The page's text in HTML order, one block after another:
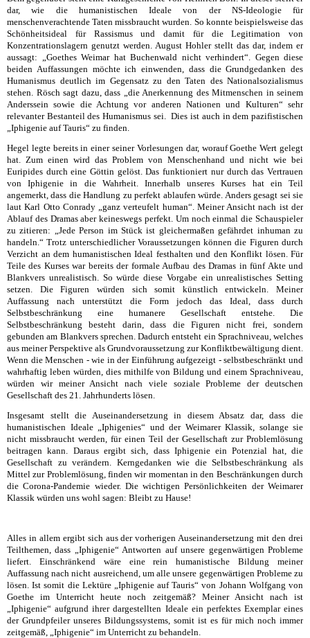
dar, wie die humanistischen Ideale von der NS-Ideologie für
menschenverachtende Taten missbraucht wurden. So konnte beispielsweise das
Schönheitsideal für Rassismus und damit für die Legitimation von
Konzentrationslagern genutzt werden. August Hohler stellt das dar, indem er
aussagt: „Goethes Weimar hat Buchenwald nicht verhindert“. Gegen diese
beiden Auffassungen möchte ich einwenden, dass die Grundgedanken des
Humanismus deutlich im Gegensatz zu den Taten des Nationalsozialismus
stehen. Rösch sagt dazu, dass „die Anerkennung des Mitmenschen in seinem
Anderssein sowie die Achtung vor anderen Nationen und Kulturen“ sehr
relevanter Bestanteil des Humanismus sei. Dies ist auch in dem pazifistischen
„Iphigenie auf Tauris“ zu finden.
Hegel legte bereits in einer seiner Vorlesungen dar, worauf Goethe Wert gelegt
hat. Zum einen wird das Problem von Menschenhand und nicht wie bei
Euripides durch eine Göttin gelöst. Das funktioniert nur durch das Vertrauen
von Iphigenie in die Wahrheit. Innerhalb unseres Kurses hat ein Teil
angemerkt, dass die Handlung zu perfekt ablaufen würde. Anders gesagt sei sie
laut Karl Otto Conrady „ganz verteufelt human“. Meiner Ansicht nach ist der
Ablauf des Dramas aber keineswegs perfekt. Um noch einmal die Schauspieler
zu zitieren: „Jede Person im Stück ist gleichermaßen gefährdet inhuman zu
handeln.“ Trotz unterschiedlicher Voraussetzungen können die Figuren durch
Verzicht an dem humanistischen Ideal festhalten und den Konflikt lösen. Für
Teile des Kurses war bereits der formale Aufbau des Dramas in fünf Akte und
Blankvers unrealistisch. So würde diese Vorgabe ein unrealistisches Setting
setzen. Die Figuren würden sich somit künstlich entwickeln. Meiner
Auffassung nach unterstützt die Form jedoch das Ideal, dass durch
Selbstbeschränkung eine humanere Gesellschaft entstehe. Die
Selbstbeschränkung besteht darin, dass die Figuren nicht frei, sondern
gebunden am Blankvers sprechen. Dadurch entsteht ein Sprachniveau, welches
aus meiner Perspektive als Grundvoraussetzung zur Konfliktbewältigung dient.
Wenn die Menschen - wie in der Einführung aufgezeigt - selbstbeschränkt und
wahrhaftig leben würden, dies mithilfe von Bildung und einem Sprachniveau,
würden wir meiner Ansicht nach viele soziale Probleme der deutschen
Gesellschaft des 21. Jahrhunderts lösen.
Insgesamt stellt die Auseinandersetzung in diesem Absatz dar, dass die
humanistischen Ideale „Iphigenies“ und der Weimarer Klassik, solange sie
nicht missbraucht werden, für einen Teil der Gesellschaft zur Problemlösung
beitragen kann. Daraus ergibt sich, dass Iphigenie ein Potenzial hat, die
Gesellschaft zu verändern. Kerngedanken wie die Selbstbeschränkung als
Mittel zur Problemlösung, finden wir momentan in den Beschränkungen durch
die Corona-Pandemie wieder. Die wichtigen Persönlichkeiten der Weimarer
Klassik würden uns wohl sagen: Bleibt zu Hause!
Alles in allem ergibt sich aus der vorherigen Auseinandersetzung mit den drei
Teilthemen, dass „Iphigenie“ Antworten auf unsere gegenwärtigen Probleme
liefert. Einschränkend wäre eine rein humanistische Bildung meiner
Auffassung nach nicht ausreichend, um alle unsere gegenwärtigen Probleme zu
lösen. Ist somit die Lektüre „Iphigenie auf Tauris“ von Johann Wolfgang von
Goethe im Unterricht heute noch zeitgemäß? Meiner Ansicht nach ist
„Iphigenie“ aufgrund ihrer dargestellten Ideale ein perfektes Exemplar eines
der Grundpfeiler unseres Bildungssystems, somit ist es für mich noch immer
zeitgemäß, „Iphigenie“ im Unterricht zu behandeln.